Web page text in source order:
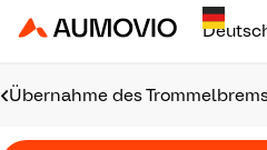
Aumovio - Homepage